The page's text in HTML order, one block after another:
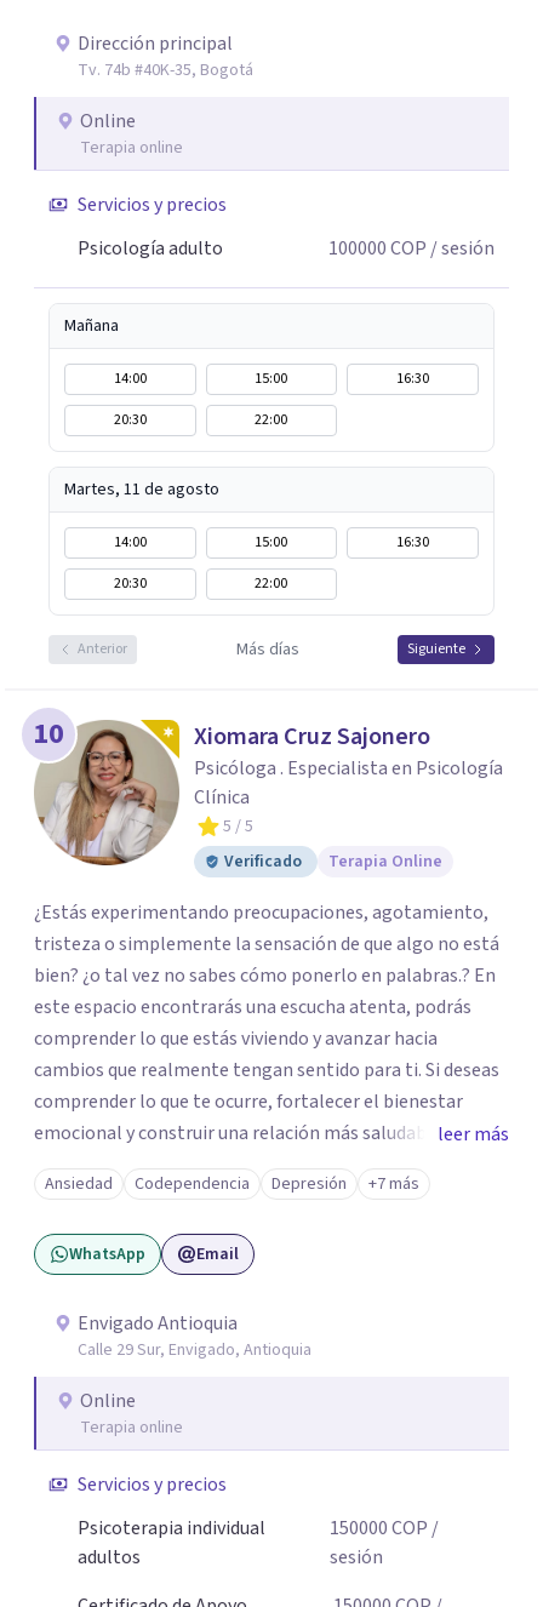
Dirección principal
Tv. 74b #40K-35, Bogotá
Online
Terapia online
Servicios y precios
Psicología adulto
100000COP / sesión
Mañana
14:00 15:00
16:30
20:30
22:00
Martes, 11 de agosto
14:00 15:00
16:30
20:30
22:00
Anterior Más días Siguiente
10 Xiomara Cruz Sajonero
Psicóloga . Especialista en Psicología
Clínica
5 / 5
Verificado
Terapia Online
¿Estás experimentando preocupaciones, agotamiento,
tristeza o simplemente la sensación de que algo no está
bien? ¿o tal vez no sabes cómo ponerlo en palabras.? En
este espacio encontrarás una escucha atenta, podrás
comprender lo que estás viviendo y avanzar hacia
cambios que realmente tengan sentido para ti. Si deseas
comprender lo que te ocurre, fortalecer el bienestar
emocional y construir una relación más saludable
contigo mismo y con los demás y sientes que este puede
ser un buen momento para empezar, estaré dispuesta a
acompañarte en ese proceso.
leer más
Ansiedad Codependencia Depresión +7 más
WhatsApp Email
Envigado Antioquia
Calle 29 Sur, Envigado, Antioquia
Online
Terapia online
Servicios y precios
Psicoterapia individual
adultos
150000COP /
sesión